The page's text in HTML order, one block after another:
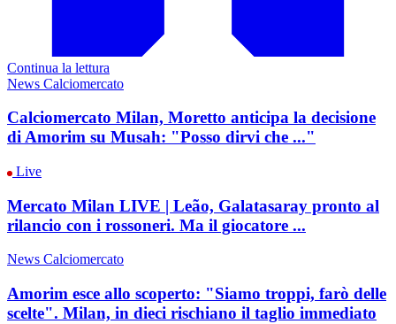
Continua la lettura
News Calciomercato
Calciomercato Milan, Moretto anticipa la decisione
di Amorim su Musah: "Posso dirvi che ..."
Live
Mercato Milan LIVE | Leão, Galatasaray pronto al
rilancio con i rossoneri. Ma il giocatore ...
News Calciomercato
Amorim esce allo scoperto: "Siamo troppi, farò delle
scelte". Milan, in dieci rischiano il taglio immediato